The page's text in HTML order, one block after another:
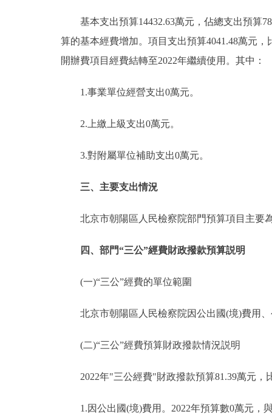
基本支出預算14432.63萬元，佔總支出預算
算的基本經費增加。項目支出預算4041.48萬元，
開辦費項目經費結轉至2022年繼續使用。其中：
1.事業單位經營支出0萬元。
2.上繳上級支出0萬元。
3.對附屬單位補助支出0萬元。
三、主要支出情況
北京市朝陽區人民檢察院部門預算項目主要
四、部門“三公”經費財政撥款預算説明
(一)“三公”經費的單位範圍
北京市朝陽區人民檢察院因公出國(境)費用、
(二)“三公”經費預算財政撥款情況説明
2022年"三公經費"財政撥款預算81.39萬元，
1.因公出國(境)費用。2022年預算數0萬元，與